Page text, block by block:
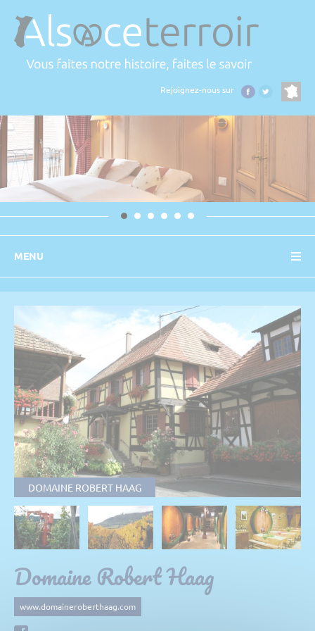
Rejoignez-nous sur
MENU
DOMAINE ROBERT HAAG
Domaine Robert Haag
www.domaineroberthaag.com